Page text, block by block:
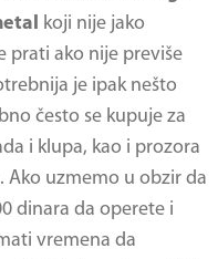
koji nije jako
prati ako nije previše
je ipak nešto
često se kupuje za
i klupa, kao i prozora
Ako uzmemo u obzir da
dinara da operete i
vremena da